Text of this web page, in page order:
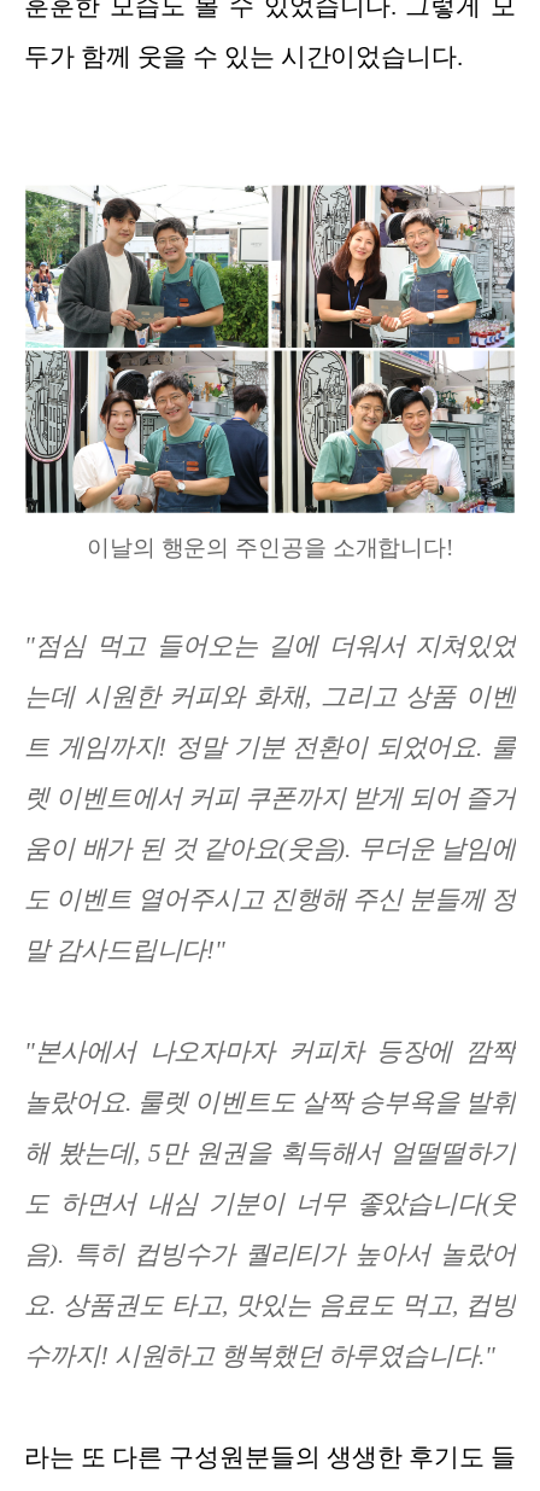
훈훈한 모습도 볼 수 있었습니다. 그렇게 모
두가 함께 웃을 수 있는 시간이었습니다.
이날의 행운의 주인공을 소개합니다!
"점심 먹고 들어오는 길에 더워서 지쳐있었
는데 시원한 커피와 화채, 그리고 상품 이벤
트 게임까지! 정말 기분 전환이 되었어요. 룰
렛 이벤트에서 커피 쿠폰까지 받게 되어 즐거
움이 배가 된 것 같아요(웃음). 무더운 날임에
도 이벤트 열어주시고 진행해 주신 분들께 정
말 감사드립니다!"
"본사에서 나오자마자 커피차 등장에 깜짝
놀랐어요. 룰렛 이벤트도 살짝 승부욕을 발휘
해 봤는데, 5만 원권을 획득해서 얼떨떨하기
도 하면서 내심 기분이 너무 좋았습니다(웃
음). 특히 컵빙수가 퀄리티가 높아서 놀랐어
요. 상품권도 타고, 맛있는 음료도 먹고, 컵빙
수까지! 시원하고 행복했던 하루였습니다."
라는 또 다른 구성원분들의 생생한 후기도 들